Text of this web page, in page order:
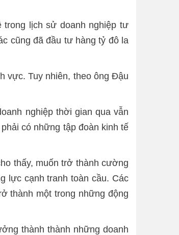
lịch sử doanh nghiệp tư
cũng đã đầu tư hàng tỷ đô la
vực. Tuy nhiên, theo ông Đậu
nghiệp thời gian qua vẫn
có những tập đoàn kinh tế
thấy, muốn trở thành cường
lực cạnh tranh toàn cầu. Các
thành một trong những động
thành thành những doanh